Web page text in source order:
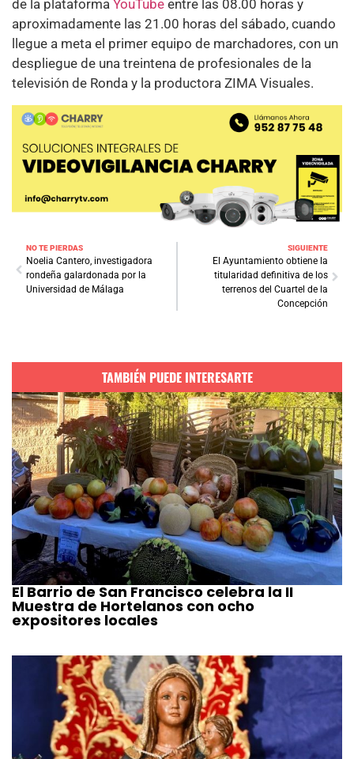
de la plataforma YouTube entre las 08.00 horas y
aproximadamente las 21.00 horas del sábado, cuando
llegue a meta el primer equipo de marchadores, con un
despliegue de una treintena de profesionales de la
televisión de Ronda y la productora ZIMA Visuales.
NO TE PIERDAS
Noelia Cantero, investigadora
rondeña galardonada por la
Universidad de Málaga
SIGUIENTE
El Ayuntamiento obtiene la
titularidad definitiva de los
terrenos del Cuartel de la
Concepción
TAMBIÉN PUEDE INTERESARTE
El Barrio de San Francisco celebra la II
Muestra de Hortelanos con ocho
expositores locales